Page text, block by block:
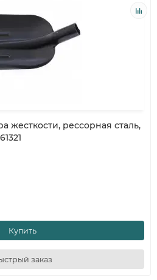
жесткости, рессорная сталь,
Купить
заказ